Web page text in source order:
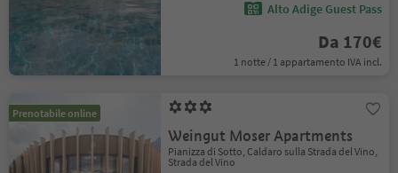
Alto Adige Guest Pass
Da 170€
1 notte / 1 appartamento IVA incl.
Prenotabile online
Weingut Moser Apartments
Pianizza di Sotto, Caldaro sulla Strada del Vino,
Strada del Vino